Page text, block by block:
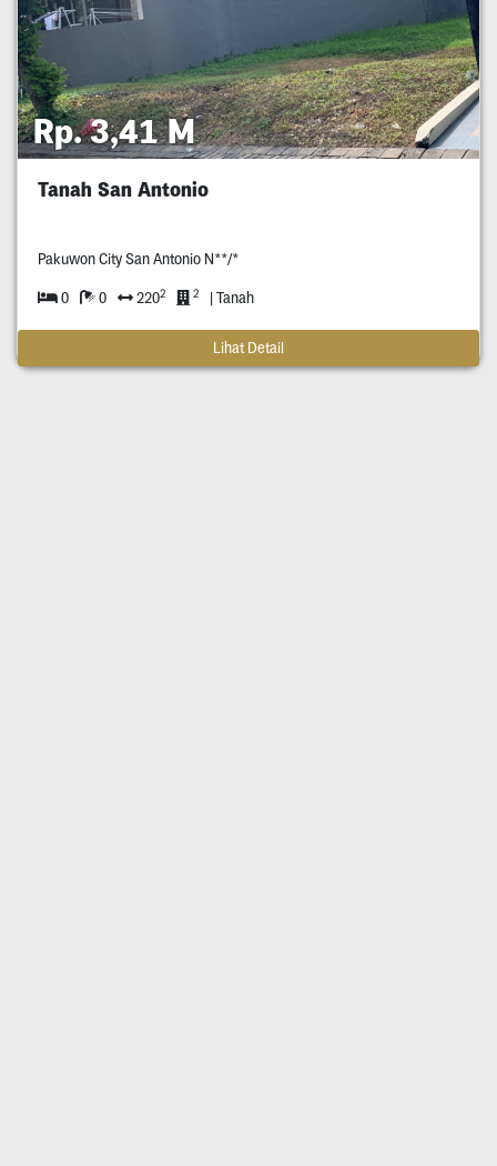
Rp. 3,41 M
Tanah San Antonio
Pakuwon City San Antonio N**/*
0 0 2202 2 | Tanah
Lihat Detail